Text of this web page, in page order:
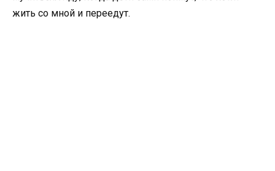
жить со мной и переедут.